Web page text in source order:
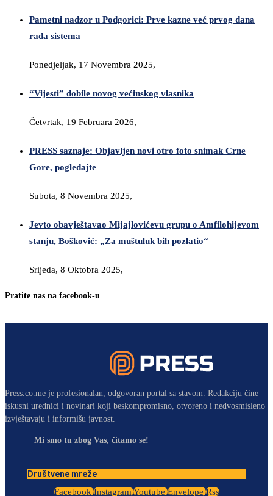
Pametni nadzor u Podgorici: Prve kazne već prvog dana
rada sistema
Ponedjeljak, 17 Novembra 2025,
“Vijesti” dobile novog većinskog vlasnika
Četvrtak, 19 Februara 2026,
PRESS saznaje: Objavljen novi otro foto snimak Crne
Gore, pogledajte
Subota, 8 Novembra 2025,
Jevto obavještavao Mijajlovićevu grupu o Amfilohijevom
stanju, Bošković: „Za muštuluk bih pozlatio“
Srijeda, 8 Oktobra 2025,
Pratite nas na facebook-u
Press.co.me je profesionalan, odgovoran portal sa stavom. Redakciju čine
iskusni urednici i novinari koji beskompromisno, otvoreno i nedvosmisleno
izvještavaju i informišu javnost.
Mi smo tu zbog Vas, čitamo se!
Društvene mreže
Facebook Instagram Youtube Envelope Rss